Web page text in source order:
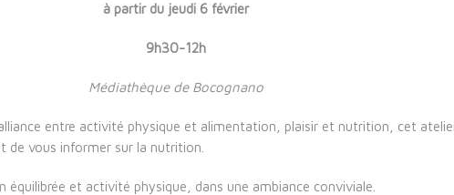
à partir du jeudi 6 février
9h30-12h
Médiathèque de Bocognano
entre activité physique et alimentation, plaisir et nutrition, cet
de vous informer sur la nutrition.
équilibrée et activité physique, dans une ambiance conviviale.